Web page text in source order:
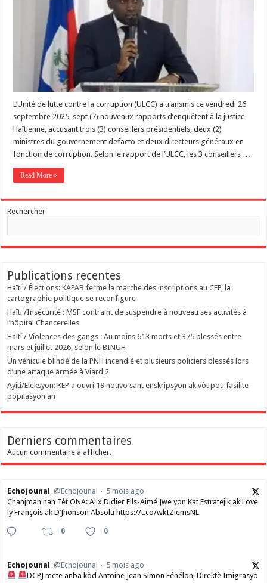
L’Unité de lutte contre la corruption (ULCC) a transmis ce vendredi 26
septembre 2025, sept (7) nouveaux rapports d’enquêtent à la justice
Haïtienne, accusant trois (3) conseillers présidentiels, deux (2)
ministres du gouvernement defacto et deux directeurs généraux en
fonction de corruption. Selon le rapport de l’ULCC, les 3 conseillers …
Read More »
Rechercher
Publications recentes
Haïti / Élections: KAPAB ferme la marche des inscriptions au CEP, la
cartographie politique se reconfigure
Haïti /Insécurité : MSF contraint de suspendre à nouveau ses activités à
l’hôpital Chancerelles
Haïti / Violences des gangs : Au moins 613 morts et 375 blessés entre
mars et juillet 2026, selon le BINUH
Un véhicule blindé de la PNH incendié et plusieurs policiers blessés lors
d’une attaque armée à Viard 2
‎Ayiti/Eleksyon: KEP a ouvri 19 nouvo sant enskripsyon ak vòt pou fasilite
popilasyon an
Derniers commentaires
Aucun commentaire à afficher.
Echojounal @Echojounal
5 mois ago
Chanjman nan Tèt ONA: Alix Didier Fils-Aimé Jwe yon Kat Estratejik ak Love
ly François ak D’Jhonson Absolu https://t.co/wkIZiemsNL
0 0
Echojounal @Echojounal
5 mois ago
DCPJ mete anba kòd Antoine Jean Simon Fénélon, Direktè Imigrasyo